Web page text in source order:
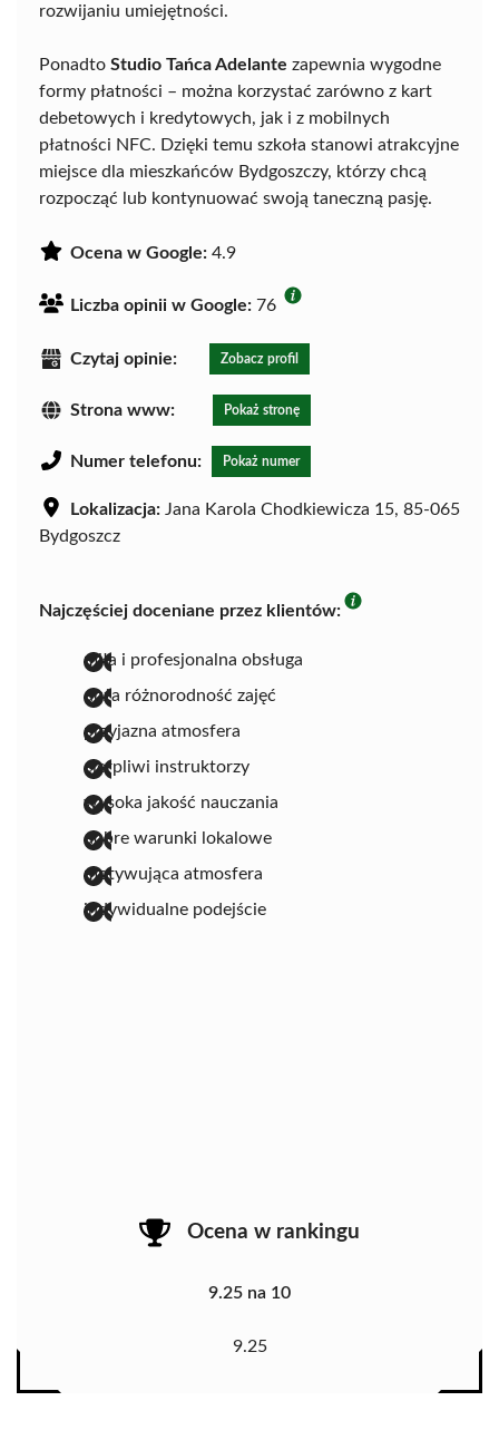
rozwijaniu umiejętności.
Ponadto Studio Tańca Adelante zapewnia wygodne
formy płatności – można korzystać zarówno z kart
debetowych i kredytowych, jak i z mobilnych
płatności NFC. Dzięki temu szkoła stanowi atrakcyjne
miejsce dla mieszkańców Bydgoszczy, którzy chcą
rozpocząć lub kontynuować swoją taneczną pasję.
Ocena w Google: 4.9
Liczba opinii w Google: 76
Czytaj opinie: Zobacz profil
Strona www: Pokaż stronę
Numer telefonu: Pokaż numer
Lokalizacja: Jana Karola Chodkiewicza 15, 85-065
Bydgoszcz
Najczęściej doceniane przez klientów:
miła i profesjonalna obsługa
duża różnorodność zajęć
przyjazna atmosfera
cierpliwi instruktorzy
wysoka jakość nauczania
dobre warunki lokalowe
motywująca atmosfera
indywidualne podejście
Ocena w rankingu
9.25 na 10
9.25